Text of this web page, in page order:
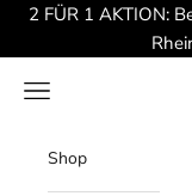
Zum Inhalt springen
2 FÜR 1 AKTION:
Menü
Shop